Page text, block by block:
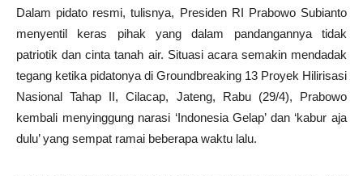
Dalam pidato resmi, tulisnya, Presiden RI Prabowo Subianto
menyentil keras pihak yang dalam pandangannya tidak
patriotik dan cinta tanah air. Situasi acara semakin mendadak
tegang ketika pidatonya di Groundbreaking 13 Proyek Hilirisasi
Nasional Tahap II, Cilacap, Jateng, Rabu (29/4), Prabowo
kembali menyinggung narasi ‘Indonesia Gelap’ dan ‘kabur aja
dulu’ yang sempat ramai beberapa waktu lalu.